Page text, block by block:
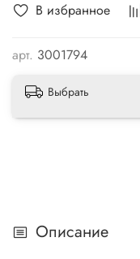
В избранное
арт. 3001794
Выбрать
Описание